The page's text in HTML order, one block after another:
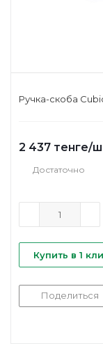
Ручка-скоба
2 437 тенге/
Достаточно
Купить в 1
Поделиться